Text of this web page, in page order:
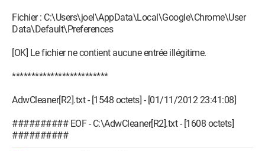
Fichier : C:\Users\joel\AppData\Local\Google\Chrome\User
Data\Default\Preferences
[OK] Le fichier ne contient aucune entrée illégitime.
*************************
AdwCleaner[R2].txt - [1548 octets] - [01/11/2012 23:41:08]
########## EOF - C:\AdwCleaner[R2].txt - [1608 octets]
##########